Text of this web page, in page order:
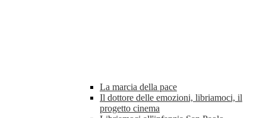
La marcia della pace
Il dottore delle emozioni, libriamoci, il
progetto cinema